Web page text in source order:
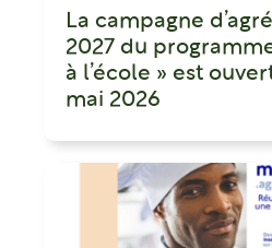
La campagne
2027 du
à l’école » est
mai 2026